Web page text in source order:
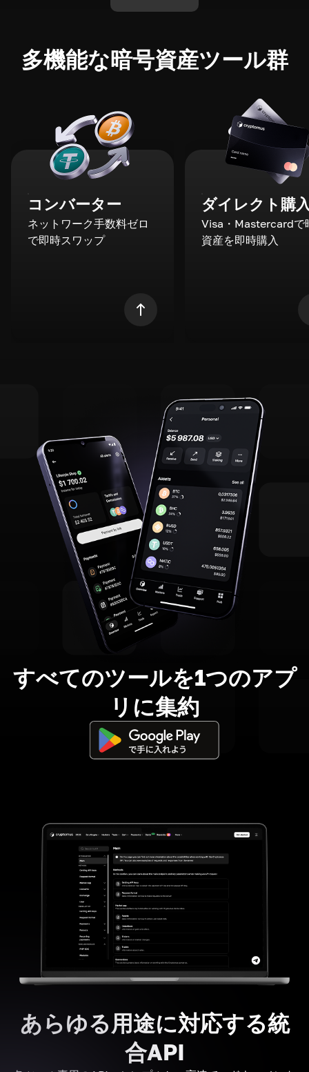
多機能な暗号資産ツール群
コンバーター
ネットワーク手数料ゼロ
で即時スワップ
ダイレクト購
Visa・Mastercardで
資産を即時購入
すべてのツールを1つのアプ
リに集約
あらゆる用途に対応する統
合API